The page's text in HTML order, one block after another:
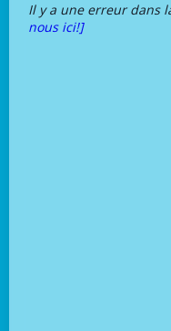
Il y a une erreur dans
nous ici!]